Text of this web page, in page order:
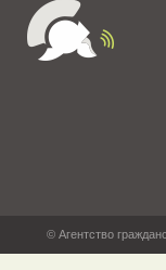
© Агентство